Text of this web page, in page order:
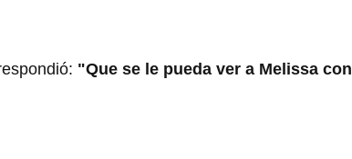
"Que se le pueda ver a Melissa con